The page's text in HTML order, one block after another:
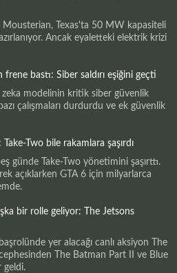
Texas'ta 50 MW kapasiteli
Ancak eyaletteki elektrik krizi
bastı: Siber saldırı eşiğini geçti
zeka modelinin kritik siber güvenlik
çalışmaları durdurdu ve ek güvenlik
Two bile rakamlara şaşırdı
günde Take-Two yönetimini şaşırttı.
açıklarken GTA 6 için milyarlarca
bir rolle geliyor: The Jetsons
yer alacağı canlı aksiyon The
The Batman Part II ve Blue
geldi.